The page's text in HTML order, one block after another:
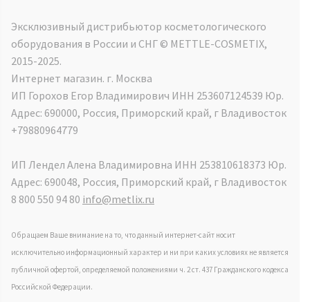
Эксклюзивный дистрибьютор косметологического
оборудования в России и СНГ ©️ METTLE-COSMETIX,
2015-2025.
Интернет магазин. г. Москва
ИП Горохов Егор Владимирович ИНН 253607124539 Юр.
Адрес: 690000, Россия, Приморский край, г Владивосток
+79880964779
ИП Лендел Алена Владимировна ИНН 253810618373 Юр.
Адрес: 690048, Россия, Приморский край, г Владивосток
8 800 550 94 80 info@metlix.ru
Обращаем Ваше внимание на то, что данный интернет-сайт носит
исключительно информационный характер и ни при каких условиях не является
публичной офертой, определяемой положениями ч. 2 ст. 437 Гражданского кодекса
Российской Федерации.